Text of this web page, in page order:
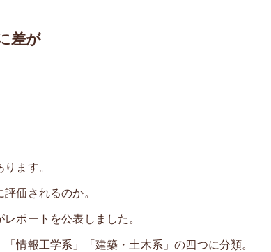
差が
ます。
価されるのか。
ポートを公表しました。
情報工学系」「建築・土木系」の四つに分類。